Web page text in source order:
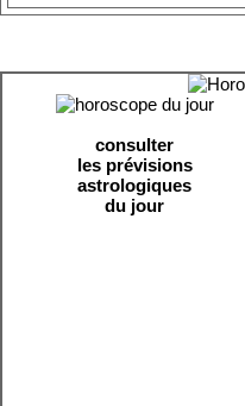
consulter
les prévisions
astrologiques
du jour